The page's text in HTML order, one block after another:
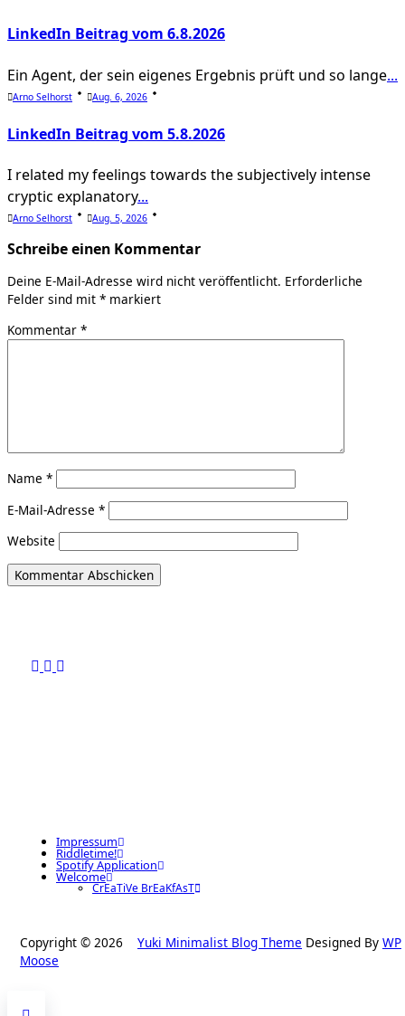
LinkedIn Beitrag vom 6.8.2026
Ein Agent, der sein eigenes Ergebnis prüft und so lange...
Arno Selhorst Aug. 6, 2026
LinkedIn Beitrag vom 5.8.2026
I related my feelings towards the subjectively intense
cryptic explanatory...
Arno Selhorst Aug. 5, 2026
Schreibe einen Kommentar
Deine E-Mail-Adresse wird nicht veröffentlicht. Erforderliche
Felder sind mit * markiert
Kommentar *
Name *
E-Mail-Adresse *
Website
Impressum
Riddletime!
Spotify Application
Welcome
CrEaTiVe BrEaKfAsT
Copyright © 2026 Yuki Minimalist Blog Theme Designed By WP
Moose